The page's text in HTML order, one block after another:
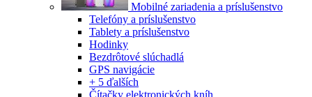
Mobilné zariadenia a príslušenstvo
Telefóny a príslušenstvo
Tablety a príslušenstvo
Hodinky
Bezdrôtové slúchadlá
GPS navigácie
+ 5 ďalších
Čítačky elektronických kníh